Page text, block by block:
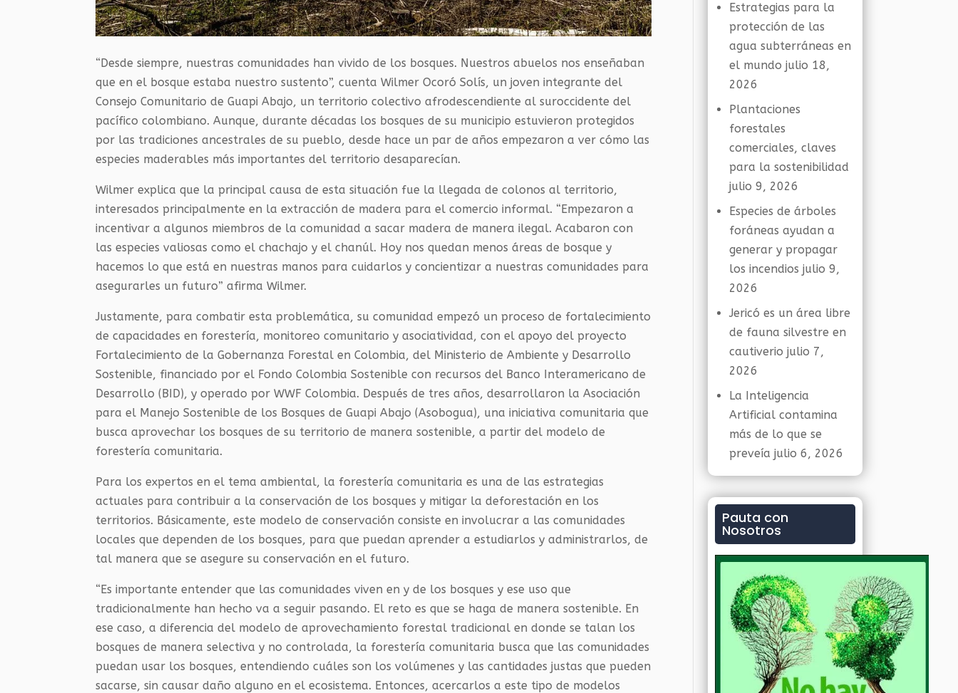
“Desde siempre, nuestras comunidades han vivido de los bosques. Nuestros abuelos nos enseñaban
que en el bosque estaba nuestro sustento”, cuenta Wilmer Ocoró Solís, un joven integrante del
Consejo Comunitario de Guapi Abajo, un territorio colectivo afrodescendiente al suroccidente del
pacífico colombiano. Aunque, durante décadas los bosques de su municipio estuvieron protegidos
por las tradiciones ancestrales de su pueblo, desde hace un par de años empezaron a ver cómo las
especies maderables más importantes del territorio desaparecían.
Wilmer explica que la principal causa de esta situación fue la llegada de colonos al territorio,
interesados principalmente en la extracción de madera para el comercio informal. “Empezaron a
incentivar a algunos miembros de la comunidad a sacar madera de manera ilegal. Acabaron con
las especies valiosas como el chachajo y el chanúl. Hoy nos quedan menos áreas de bosque y
hacemos lo que está en nuestras manos para cuidarlos y concientizar a nuestras comunidades para
asegurarles un futuro” afirma Wilmer.
Justamente, para combatir esta problemática, su comunidad empezó un proceso de fortalecimiento
de capacidades en forestería, monitoreo comunitario y asociatividad, con el apoyo del proyecto
Fortalecimiento de la Gobernanza Forestal en Colombia, del Ministerio de Ambiente y Desarrollo
Sostenible, financiado por el Fondo Colombia Sostenible con recursos del Banco Interamericano de
Desarrollo (BID), y operado por WWF Colombia. Después de tres años, desarrollaron la Asociación
para el Manejo Sostenible de los Bosques de Guapi Abajo (Asobogua), una iniciativa comunitaria que
busca aprovechar los bosques de su territorio de manera sostenible, a partir del modelo de
forestería comunitaria.
Para los expertos en el tema ambiental, la forestería comunitaria es una de las estrategias
actuales para contribuir a la conservación de los bosques y mitigar la deforestación en los
territorios. Básicamente, este modelo de conservación consiste en involucrar a las comunidades
locales que dependen de los bosques, para que puedan aprender a estudiarlos y administrarlos, de
tal manera que se asegure su conservación en el futuro.
“Es importante entender que las comunidades viven en y de los bosques y ese uso que
tradicionalmente han hecho va a seguir pasando. El reto es que se haga de manera sostenible. En
ese caso, a diferencia del modelo de aprovechamiento forestal tradicional en donde se talan los
bosques de manera selectiva y no controlada, la forestería comunitaria busca que las comunidades
puedan usar los bosques, entendiendo cuáles son los volúmenes y las cantidades justas que pueden
sacarse, sin causar daño alguno en el ecosistema. Entonces, acercarlos a este tipo de modelos
Estrategias para la
protección de las
agua subterráneas en
el mundo julio 18,
2026
Plantaciones
forestales
comerciales, claves
para la sostenibilidad
julio 9, 2026
Especies de árboles
foráneas ayudan a
generar y propagar
los incendios julio 9,
2026
Jericó es un área libre
de fauna silvestre en
cautiverio julio 7,
2026
La Inteligencia
Artificial contamina
más de lo que se
preveía julio 6, 2026
Pauta con
Nosotros